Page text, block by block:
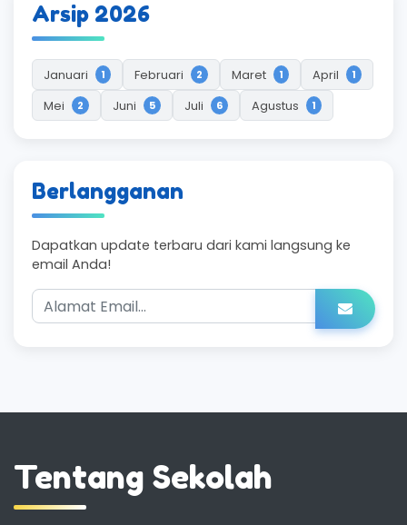
Arsip 2026
Januari 1 Februari 2 Maret 1 April 1
Mei 2 Juni 5 Juli 6 Agustus 1
Berlangganan
Dapatkan update terbaru dari kami langsung ke
email Anda!
Tentang Sekolah